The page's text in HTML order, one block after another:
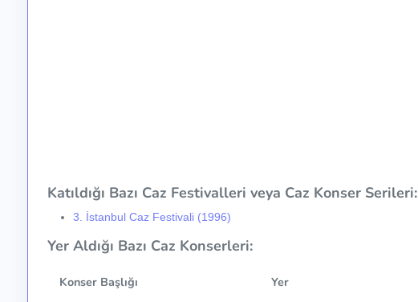
Katıldığı Bazı Caz Festivalleri veya Caz Konser Serileri:
3. İstanbul Caz Festivali (1996)
Yer Aldığı Bazı Caz Konserleri:
Konser Başlığı Yer